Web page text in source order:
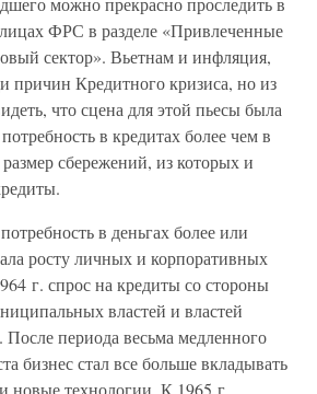
ФРС в разделе «Привлеченные
сектор». Вьетнам и инфляция,
причин Кредитного кризиса, но из
что сцена для этой пьесы была
в кредитах более чем в
сбережений, из которых и
в деньгах более или
росту личных и корпоративных
г. спрос на кредиты со стороны
властей и властей
После периода весьма медленного
бизнес стал все больше вкладывать
новые технологии. К 1965 г.